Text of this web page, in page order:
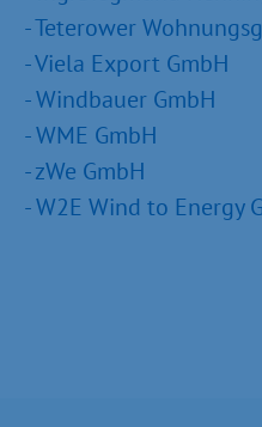
- Teterower
- Viela Export GmbH
- Windbauer GmbH
- WME GmbH
- zWe GmbH
- W2E Wind to Energy